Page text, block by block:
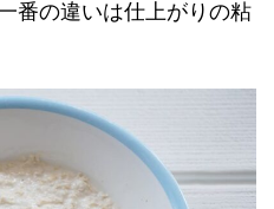
番の違いは仕上がりの粘